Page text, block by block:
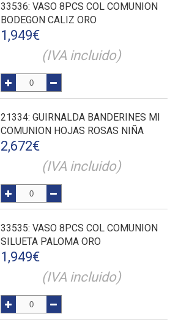
33536: VASO 8PCS COL COMUNION
BODEGON CALIZ ORO
1,949€
(IVA incluido)
21334: GUIRNALDA BANDERINES MI
COMUNION HOJAS ROSAS NIÑA
2,672€
(IVA incluido)
33535: VASO 8PCS COL COMUNION
SILUETA PALOMA ORO
1,949€
(IVA incluido)